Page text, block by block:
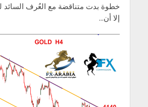
خطوة بدت متناقضة مع العُرف السائد
إلا أن...